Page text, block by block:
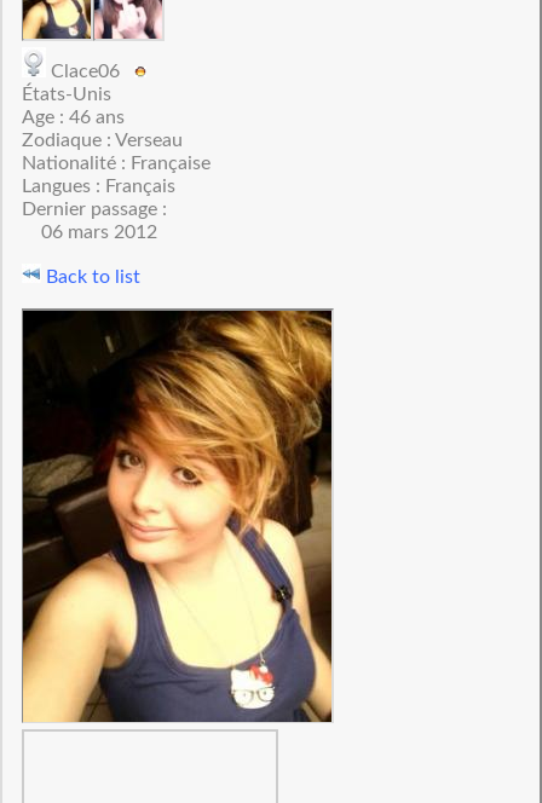
Clace06
États-Unis
Age : 46 ans
Zodiaque : Verseau
Nationalité : Française
Langues : Français
Dernier passage :
06 mars 2012
Back to list